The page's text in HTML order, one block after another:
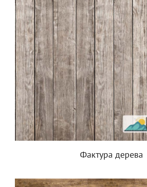
Фактура дерева